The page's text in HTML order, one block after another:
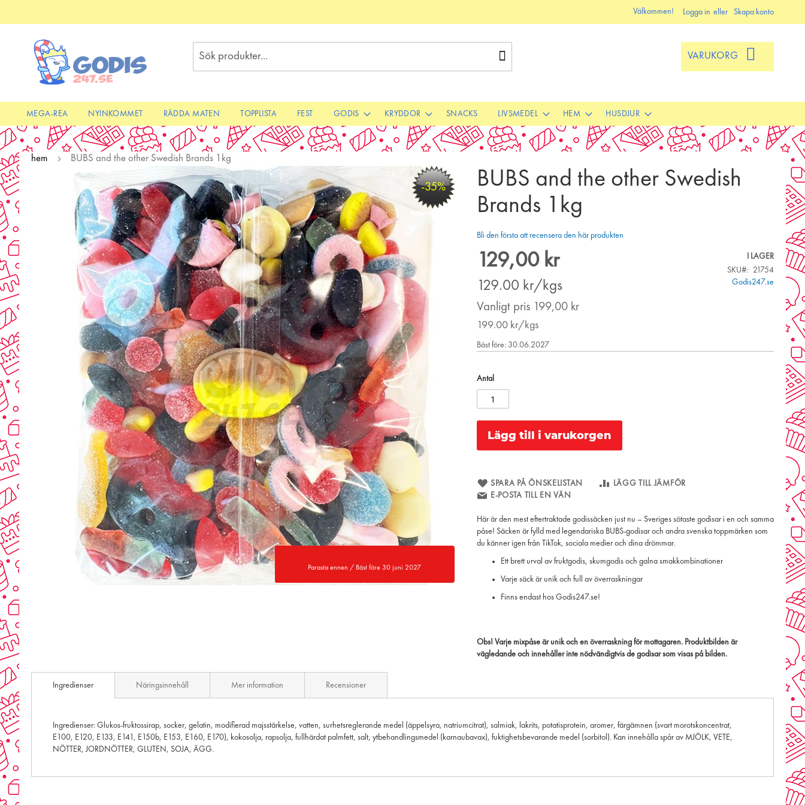
to
Välkommen! Logga in Skapa konto
VARUKORG
MEGA-REA NYINKOMMET RÄDDA MATEN TOPPLISTA FEST GODIS KRYDDOR SNACKS LIVSMEDEL HEM HUSDJUR
hem BUBS and the other Swedish Brands 1kg
-35%
Parasta ennen / Bäst före 30 juni 2027
BUBS and the other Swedish
Brands 1kg
Bli den första att recensera den här produkten
Special
129,00 kr
129.00 kr/kgs
Vanligt pris 199,00 kr
199.00 kr/kgs
I LAGER
SKU
21754
Godis247.se
Bäst före: 30.06.2027
Antal
Lägg till i varukorgen
SPARA PÅ ÖNSKELISTAN
LÄGG TILL JÄMFÖR
E-POSTA TILL EN VÄN
Här är den mest eftertraktade godissäcken just nu – Sveriges sötaste godisar i en och samma
påse! Säcken är fylld med legendariska BUBS-godisar och andra svenska toppmärken som
du känner igen från TikTok, sociala medier och dina drömmar.
Ett brett urval av fruktgodis, skumgodis och galna smakkombinationer
Varje säck är unik och full av överraskningar
Finns endast hos Godis247.se!
Obs! Varje mixpåse är unik och en överraskning för mottagaren. Produktbilden är
vägledande och innehåller inte nödvändigtvis de godisar som visas på bilden.
Ingredienser
Ingredienser: Glukos-fruktossirap, socker, gelatin, modifierad majsstärkelse, vatten, surhetsreglerande medel (äppelsyra, natriumcitrat), salmiak, lakrits, potatisprotein, aromer, färgämnen (svart morotskoncentrat,
E100, E120, E133, E141, E150b, E153, E160, E170), kokosolja, rapsolja, fullhärdat palmfett, salt, ytbehandlingsmedel (karnaubavax), fuktighetsbevarande medel (sorbitol). Kan innehålla spår av MJÖLK, VETE,
NÖTTER, JORDNÖTTER, GLUTEN, SOJA, ÄGG.
Näringsinnehåll Mer information Recensioner